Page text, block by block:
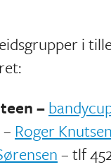
i
–
– Roger Knutsen
– tlf